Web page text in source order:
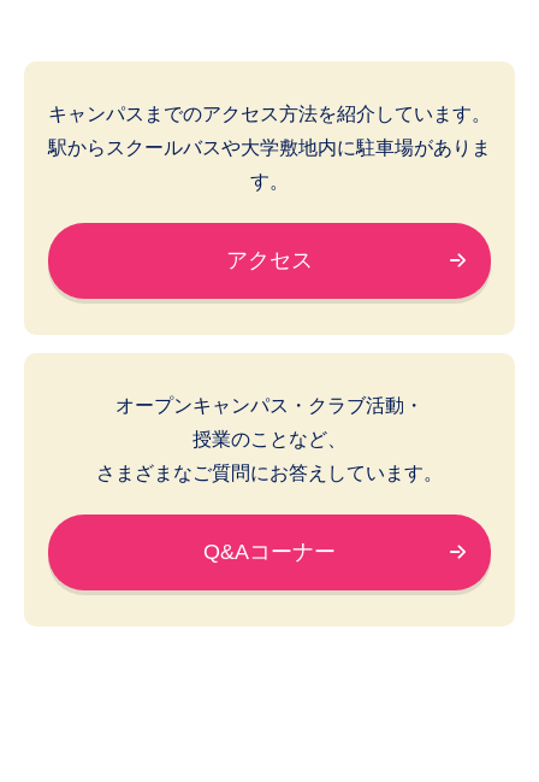
キャンパスまでのアクセス方法を紹介しています。
駅からスクールバスや大学敷地内に駐車場がありま
す。
アクセス
オープンキャンパス・クラブ活動・
授業のことなど、
さまざまなご質問にお答えしています。
Q&Aコーナー